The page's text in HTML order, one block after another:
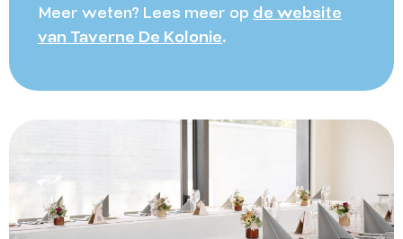
Meer weten? Lees meer op de website
van Taverne De Kolonie.